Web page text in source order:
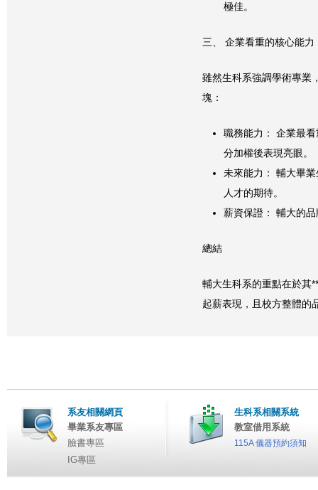
極佳。
三、 企業看重的核心能力
雖然生科系強調學術專業
塊：
職務能力： 企業最
分加權後表現亮眼。
未來能力： 輔大畢
人才的期待。
薪資保證： 輔大的
總結
輔大生科系的重點在於其
起薪表現，且校方整體的
系友相關網頁
畢業系友專區
臉書專區
IG專區
生科系相關系統
教室借用系統
115A 儀器預約須知